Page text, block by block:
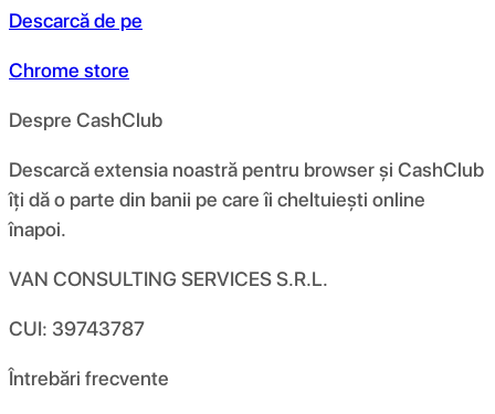
Descarcă de pe
Chrome store
Despre CashClub
Descarcă extensia noastră pentru browser și CashClub
îți dă o parte din banii pe care îi cheltuiești online
înapoi.
VAN CONSULTING SERVICES S.R.L.
CUI: 39743787
Întrebări frecvente